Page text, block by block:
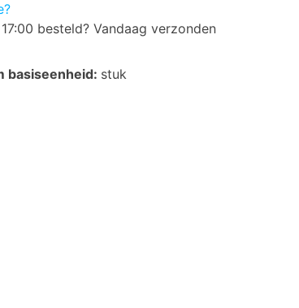
besteld? Vandaag verzonden
basiseenheid: stuk